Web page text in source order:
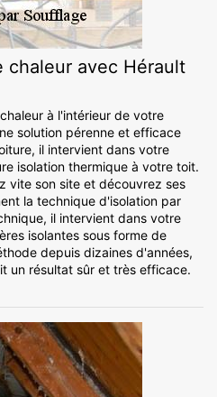
chaleur avec Hérault
à l'intérieur de votre
solution pérenne et efficace
il intervient dans votre
isolation thermique à votre toit.
vite son site et découvrez ses
la technique d'isolation par
il intervient dans votre
isolantes sous forme de
depuis dizaines d'années,
un résultat sûr et très efficace.